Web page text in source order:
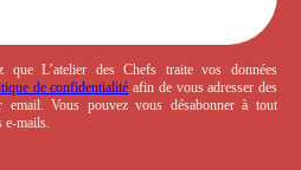
que L’atelier des Chefs traite vos données
de confidentialité afin de vous adresser des
email. Vous pouvez vous désabonner à tout
e-mails.